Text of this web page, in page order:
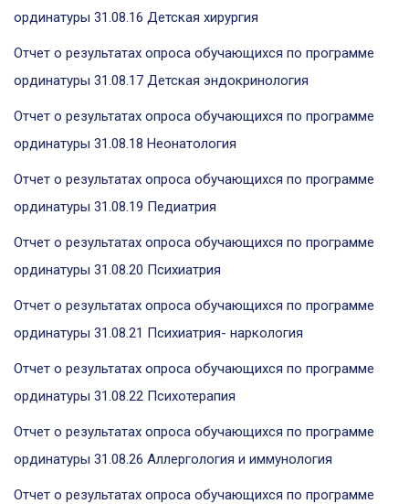
ординатуры 31.08.16 Детская хирургия
Отчет о результатах опроса обучающихся по программе
ординатуры 31.08.17 Детская эндокринология
Отчет о результатах опроса обучающихся по программе
ординатуры 31.08.18 Неонатология
Отчет о результатах опроса обучающихся по программе
ординатуры 31.08.19 Педиатрия
Отчет о результатах опроса обучающихся по программе
ординатуры 31.08.20 Психиатрия
Отчет о результатах опроса обучающихся по программе
ординатуры 31.08.21 Психиатрия- наркология
Отчет о результатах опроса обучающихся по программе
ординатуры 31.08.22 Психотерапия
Отчет о результатах опроса обучающихся по программе
ординатуры 31.08.26 Аллергология и иммунология
Отчет о результатах опроса обучающихся по программе